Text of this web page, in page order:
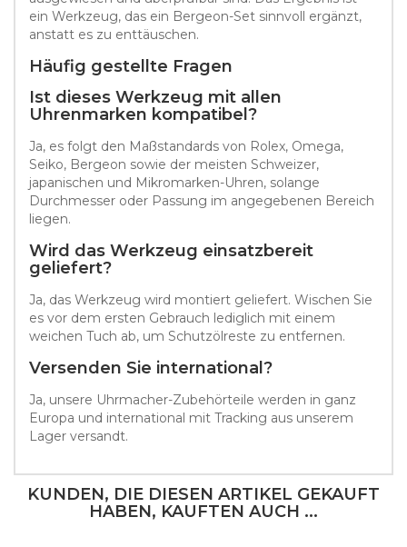
ein Werkzeug, das ein Bergeon-Set sinnvoll ergänzt,
anstatt es zu enttäuschen.
Häufig gestellte Fragen
Ist dieses Werkzeug mit allen
Uhrenmarken kompatibel?
Ja, es folgt den Maßstandards von Rolex, Omega,
Seiko, Bergeon sowie der meisten Schweizer,
japanischen und Mikromarken-Uhren, solange
Durchmesser oder Passung im angegebenen Bereich
liegen.
Wird das Werkzeug einsatzbereit
geliefert?
Ja, das Werkzeug wird montiert geliefert. Wischen Sie
es vor dem ersten Gebrauch lediglich mit einem
weichen Tuch ab, um Schutzölreste zu entfernen.
Versenden Sie international?
Ja, unsere Uhrmacher-Zubehörteile werden in ganz
Europa und international mit Tracking aus unserem
Lager versandt.
KUNDEN, DIE DIESEN ARTIKEL GEKAUFT
HABEN, KAUFTEN AUCH ...